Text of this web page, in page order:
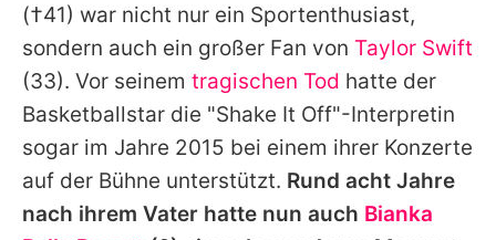
Datenschutzerklärung
Nutzungsbedingungen
Utiq verwalten
(†41) war nicht nur ein Sportenthusiast,
sondern auch ein großer Fan von Taylor Swift
(33). Vor seinem tragischen Tod hatte der
Basketballstar die "Shake It Off"-Interpretin
sogar im Jahre 2015 bei einem ihrer Konzerte
auf der Bühne unterstützt. Rund acht Jahre
nach ihrem Vater hatte nun auch Bianka